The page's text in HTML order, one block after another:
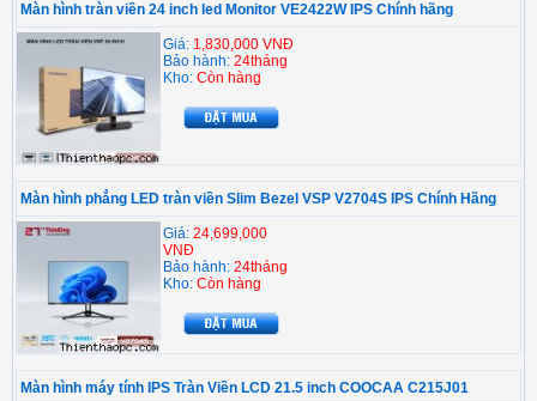
Màn hình tràn viền 24 inch led Monitor VE2422W IPS Chính hãng
Giá: 1,830,000 VNĐ
Bảo hành: 24tháng
Kho: Còn hàng
Màn hình phẳng LED tràn viền Slim Bezel VSP V2704S IPS Chính Hãng
Giá: 24,699,000
VNĐ
Bảo hành: 24tháng
Kho: Còn hàng
Màn hình máy tính IPS Tràn Viền LCD 21.5 inch COOCAA C215J01